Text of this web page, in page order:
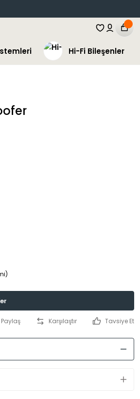
Hi-Fi Bileşenler
Paylaş Karşılaştır Tavsiye Et